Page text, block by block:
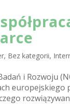
, Bez kategorii,
i Rozwoju
europejskiego